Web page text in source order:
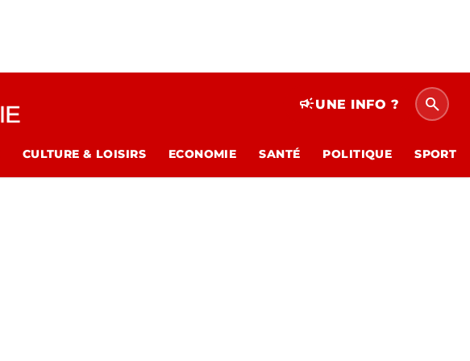
campaignUNE INFO ? search
CULTURE & LOISIRS ECONOMIE SANTÉ POLITIQUE SPORT